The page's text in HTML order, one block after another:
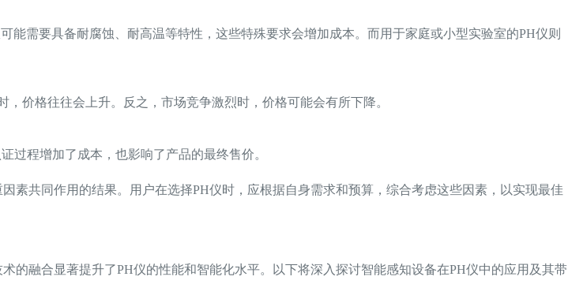
需要具备耐腐蚀、耐高温等特性，这些特殊要求会增加成本。而用于家庭或小型实验室的PH仪则
价格往往会上升。反之，市场竞争激烈时，价格可能会有所下降。
过程增加了成本，也影响了产品的最终售价。
素共同作用的结果。用户在选择PH仪时，应根据自身需求和预算，综合考虑这些因素，以实现最佳
的融合显著提升了PH仪的性能和智能化水平。以下将深入探讨智能感知设备在PH仪中的应用及其带